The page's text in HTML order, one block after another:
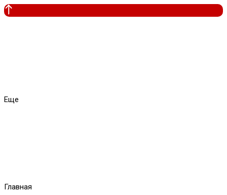
Еще
Главная